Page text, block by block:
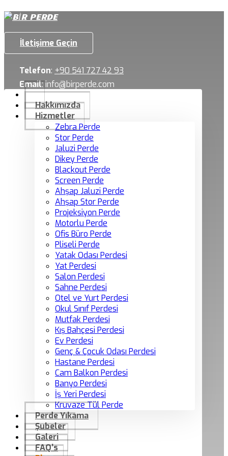
İletişime Geçin
Telefon: +90 541 727 42 93
Email:info@birperde.com
Hakkımızda
Hizmetler
Zebra Perde
Stor Perde
Jaluzi Perde
Dikey Perde
Blackout Perde
Screen Perde
Ahşap Jaluzi Perde
Ahşap Stor Perde
Projeksiyon Perde
Motorlu Perde
Ofis Büro Perde
Pliseli Perde
Yatak Odası Perdesi
Yat Perdesi
Salon Perdesi
Sahne Perdesi
Otel ve Yurt Perdesi
Okul Sınıf Perdesi
Mutfak Perdesi
Kış Bahçesi Perdesi
Ev Perdesi
Genç & Çocuk Odası Perdesi
Hastane Perdesi
Cam Balkon Perdesi
Banyo Perdesi
İş Yeri Perdesi
Kruvaze Tül Perde
Perde Yıkama
Şubeler
Galeri
FAQ’s